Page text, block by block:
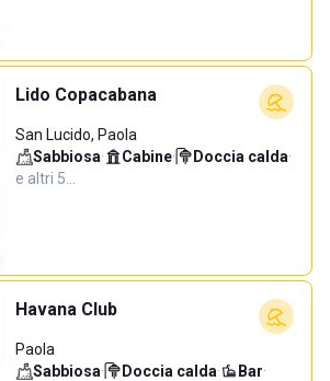
Lido Copacabana
San Lucido, Paola
Sabbiosa· Cabine· Doccia calda·
e altri 5…
Havana Club
Paola
Sabbiosa· Doccia calda· Bar·